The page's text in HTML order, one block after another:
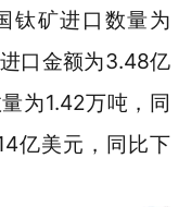
钛矿进口数量为
口金额为3.48亿
为1.42万吨，同
亿美元，同比下